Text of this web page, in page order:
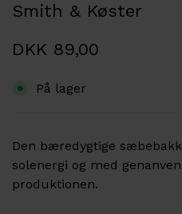
Smith & Køster
DKK 89,00
På lager
Den bæredygtige
solenergi og med
produktionen.